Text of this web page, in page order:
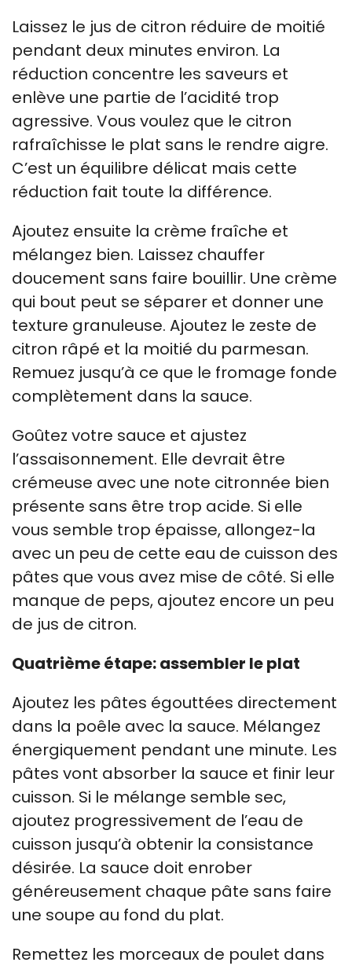
Laissez le jus de citron réduire de moitié
pendant deux minutes environ. La
réduction concentre les saveurs et
enlève une partie de l’acidité trop
agressive. Vous voulez que le citron
rafraîchisse le plat sans le rendre aigre.
C’est un équilibre délicat mais cette
réduction fait toute la différence.
Ajoutez ensuite la crème fraîche et
mélangez bien. Laissez chauffer
doucement sans faire bouillir. Une crème
qui bout peut se séparer et donner une
texture granuleuse. Ajoutez le zeste de
citron râpé et la moitié du parmesan.
Remuez jusqu’à ce que le fromage fonde
complètement dans la sauce.
Goûtez votre sauce et ajustez
l’assaisonnement. Elle devrait être
crémeuse avec une note citronnée bien
présente sans être trop acide. Si elle
vous semble trop épaisse, allongez-la
avec un peu de cette eau de cuisson des
pâtes que vous avez mise de côté. Si elle
manque de peps, ajoutez encore un peu
de jus de citron.
Quatrième étape: assembler le plat
Ajoutez les pâtes égouttées directement
dans la poêle avec la sauce. Mélangez
énergiquement pendant une minute. Les
pâtes vont absorber la sauce et finir leur
cuisson. Si le mélange semble sec,
ajoutez progressivement de l’eau de
cuisson jusqu’à obtenir la consistance
désirée. La sauce doit enrober
généreusement chaque pâte sans faire
une soupe au fond du plat.
Remettez les morceaux de poulet dans